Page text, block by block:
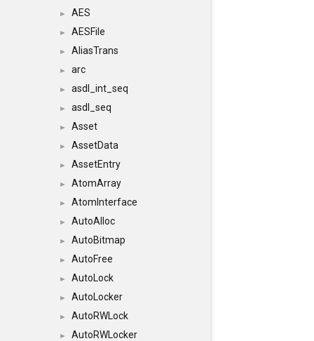
► AES
► AESFile
► AliasTrans
► arc
► asdl_int_seq
► asdl_seq
► Asset
► AssetData
► AssetEntry
► AtomArray
► AtomInterface
► AutoAlloc
► AutoBitmap
► AutoFree
► AutoLock
► AutoLocker
► AutoRWLock
► AutoRWLocker